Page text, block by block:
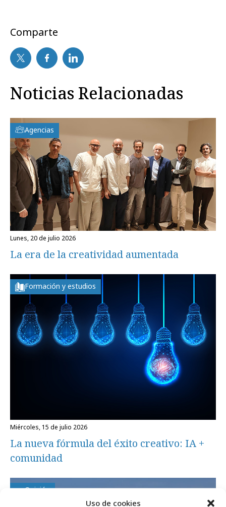
Uso de cookies
Comparte
Noticias Relacionadas
Agencias
lunes, 20 de julio 2026
La era de la creatividad aumentada
Formación y estudios
miércoles, 15 de julio 2026
La nueva fórmula del éxito creativo: IA +
comunidad
Opinión